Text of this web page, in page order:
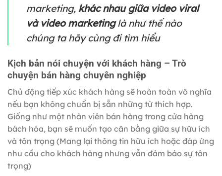
marketing, khác nhau giữa video viral
và video marketinglà như thế nào
chúng ta hãy cùng đi tìm hiểu
Kịch bản nói chuyện với khách hàng – Trò
chuyện bán hàng chuyên nghiệp
Chủ động tiếp xúc khách hàng sẽ hoàn toàn vô nghĩa
nếu bạn không chuẩn bị sẵn những từ thích hợp.
Giống như một nhân viên bán hàng trong cửa hàng
bách hóa, bạn sẽ muốn tạo cân bằng giữa sự hữu ích
và tôn trọng (Mang lại thông tin hữu ích hoặc đáp ứng
nhu cầu cho khách hàng nhưng vẫn đảm bảo sự tôn
trọng)